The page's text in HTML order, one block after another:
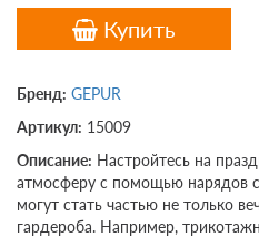
Купить
Бренд: GEPUR
Артикул: 15009
Описание: Настройтесь на
атмосферу с помощью нарядов
могут стать частью не только
гардероба. Например,